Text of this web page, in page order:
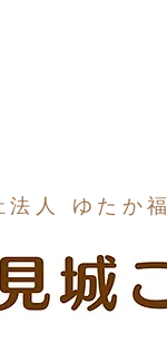
法人 ゆたか